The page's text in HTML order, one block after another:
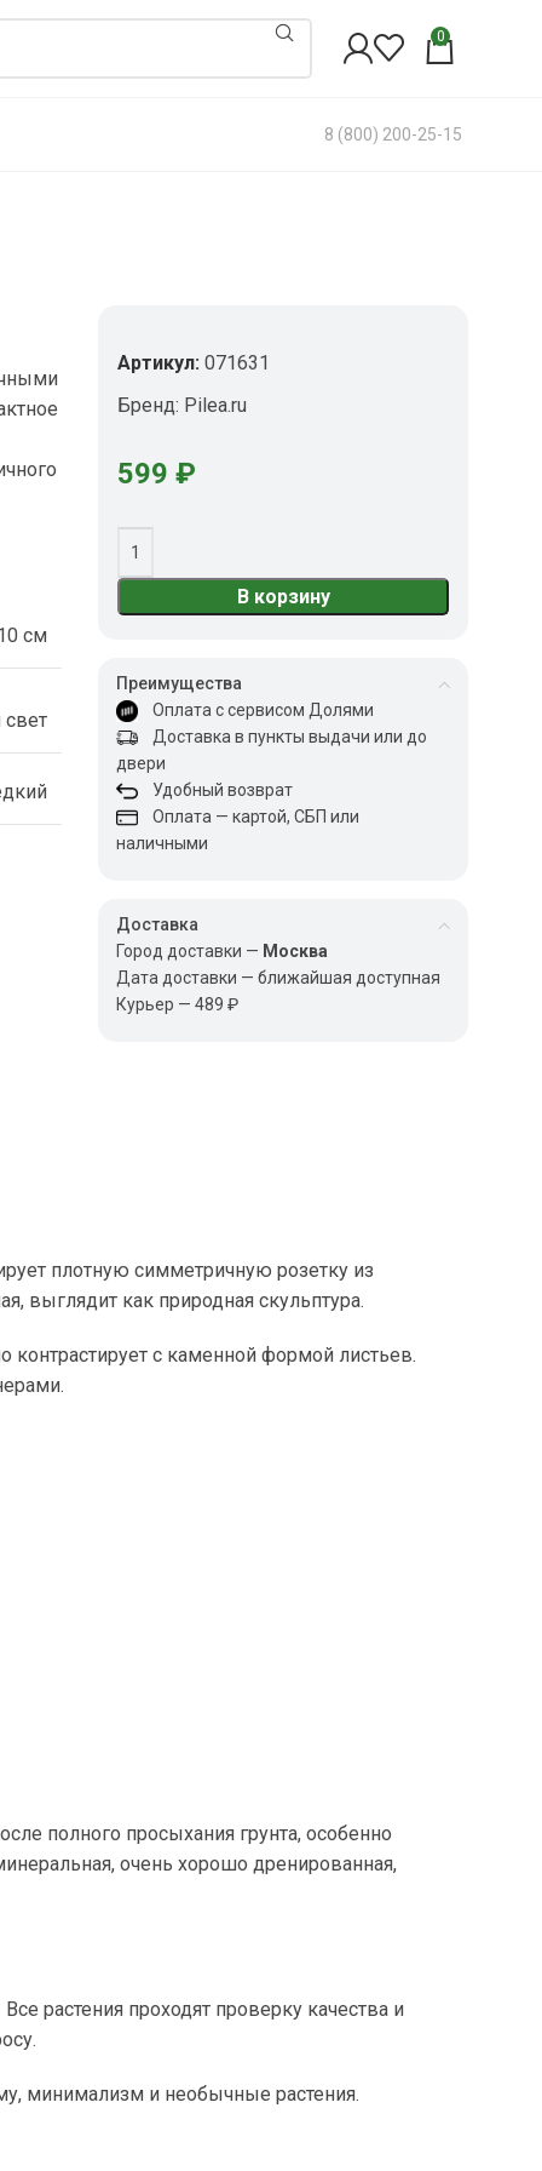
0
8 (800) 200-25-15
см
свет
Артикул:071631
Бренд: Pilea.ru
599₽
В корзину
Преимущества
Оплата с сервисом Долями
Доставка в пункты выдачи или до
двери
Удобный возврат
Оплата — картой, СБП или
наличными
Доставка
Город доставки — Москва
Дата доставки — ближайшая доступная
Курьер — 489 ₽
плотную симметричную розетку из
выглядит как природная скульптура.
с каменной формой листьев.
полного просыхания грунта, особенно
очень хорошо дренированная,
растения проходят проверку качества и
минимализм и необычные растения.